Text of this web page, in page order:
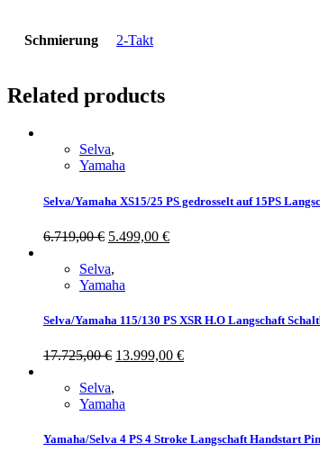
Schmierung 2-Takt
Related products
Selva,
Yamaha
Selva/Yamaha XS15/25 PS gedrosselt auf 15PS
6.719,00€ 5.499,00 €
Selva,
Yamaha
Selva/Yamaha 115/130 PS XSR H.O Langschaft
17.725,00€ 13.999,00 €
Selva,
Yamaha
Yamaha/Selva 4 PS 4 Stroke Langschaft Handstart